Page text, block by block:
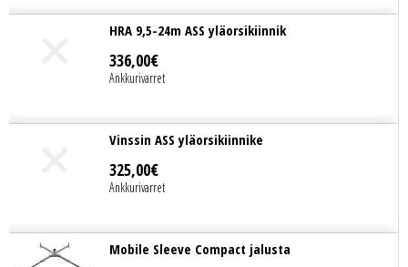
HRA 9,5-24m ASS yläorsikiinnik
336,00€
Ankkurivarret
Vinssin ASS yläorsikiinnike
325,00€
Ankkurivarret
Mobile Sleeve Compact jalusta